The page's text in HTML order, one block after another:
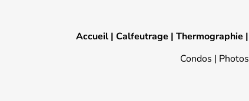
Accueil |Calfeutrage |Thermographie |
Condos | Photos